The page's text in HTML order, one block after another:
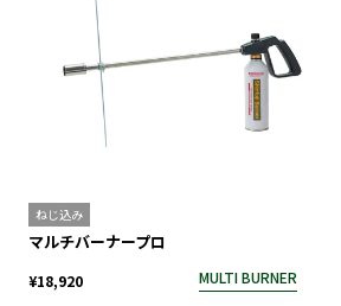
ねじ込み
マルチバーナープロ
MULTI BURNER
¥18,920